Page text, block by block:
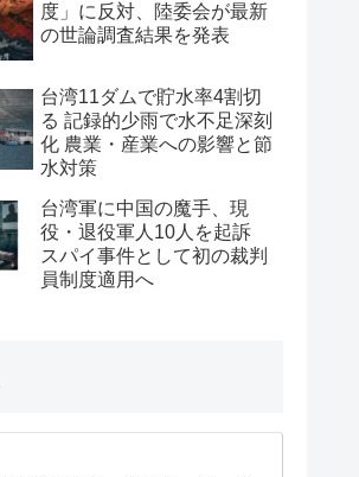
度」に反対、陸委会が最新
の世論調査結果を発表
台湾11ダムで貯水率4割切
る 記録的少雨で水不足深刻
化 農業・産業への影響と節
水対策
台湾軍に中国の魔手、現
役・退役軍人10人を起訴
スパイ事件として初の裁判
員制度適用へ